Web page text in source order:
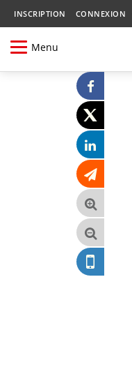
INSCRIPTION CONNEXION
Menu